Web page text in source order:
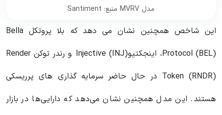
مدل MVRV منبع: Santiment
این شاخص همچنین نشان می دهد که بلا پروتکل Bella
Protocol (BEL)، اینجکتیوInjective (INJ) و رندر توکن Render
Token (RNDR) در حال حاضر سرمایه گذاری های پرریسکی
هستند. این مدل همچنین نشان می‌دهد که دارایی‌ها در بازار